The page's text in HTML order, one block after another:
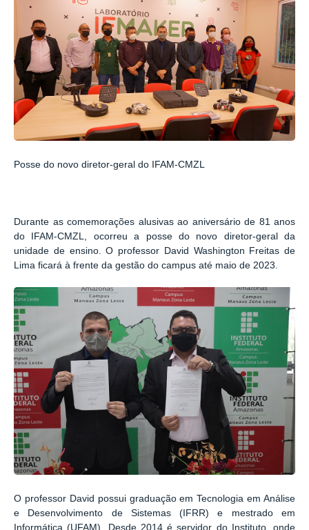
Posse do novo diretor-geral do IFAM-CMZL
Durante as comemorações alusivas ao aniversário de 81 anos
do IFAM-CMZL, ocorreu a posse do novo diretor-geral da
unidade de ensino. O professor David Washington Freitas de
Lima ficará à frente da gestão do campus até maio de 2023.
O professor David possui graduação em Tecnologia em Análise
e Desenvolvimento de Sistemas (IFRR) e mestrado em
Informática (UFAM). Desde 2014 é servidor do Instituto, onde